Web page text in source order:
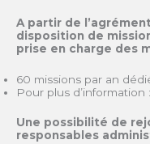
A partir de
disposition de
prise en charge des
60 missions par an
Pour plus d’information :
Une possibilité de
responsables